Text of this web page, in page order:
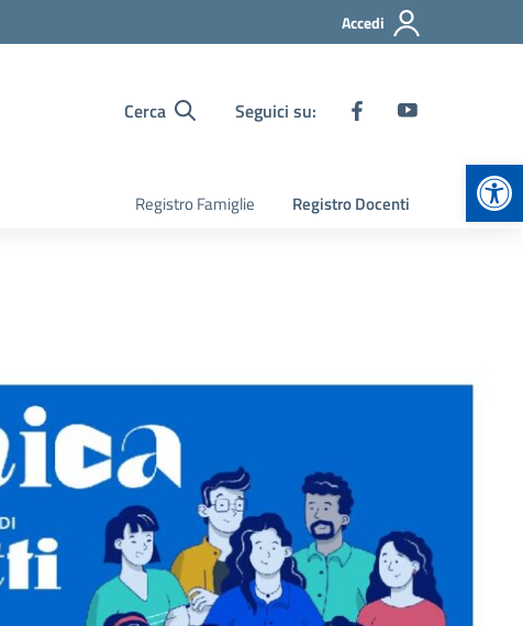
Accedi
Cerca Seguici su:
Registro Famiglie Registro Docenti